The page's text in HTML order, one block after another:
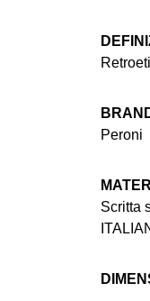
Peroni
Scritta